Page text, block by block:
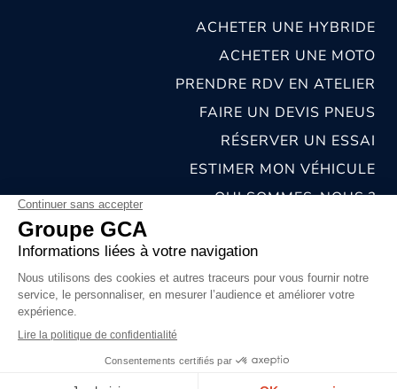
ACHETER UNE HYBRIDE
ACHETER UNE MOTO
PRENDRE RDV EN ATELIER
FAIRE UN DEVIS PNEUS
RÉSERVER UN ESSAI
ESTIMER MON VÉHICULE
QUI SOMMES-NOUS ?
NOS CONCESSIONS & CARROSSERIES
MENTIONS LÉGALES
CONDITIONS GÉNÉRALES DE VENTE